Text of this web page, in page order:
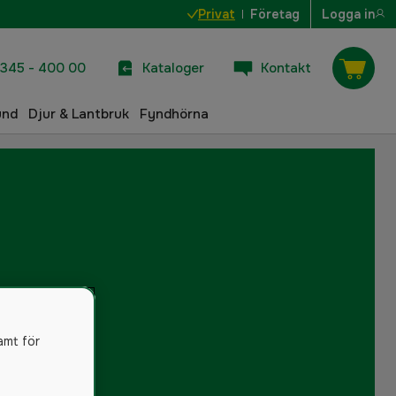
Privat Företag Logga in
- 400 00 Kataloger Kontakt
Djur & Lantbruk Fyndhörna
för